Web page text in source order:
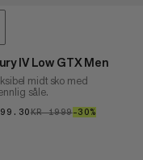
IV Low GTX Men
midt sko med
såle.
KR 1399.30
KR 1999KR 1999
–30%